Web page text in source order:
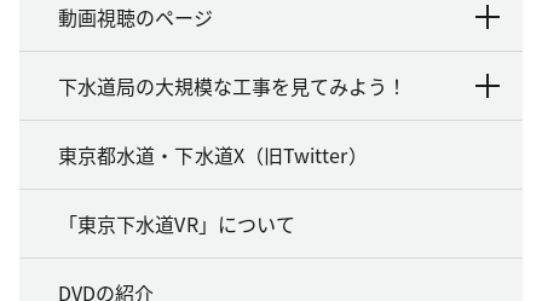
動画視聴のページ
下水道局の大規模な工事を見てみよう！
東京都水道・下水道X（旧Twitter）
「東京下水道VR」について
DVDの紹介